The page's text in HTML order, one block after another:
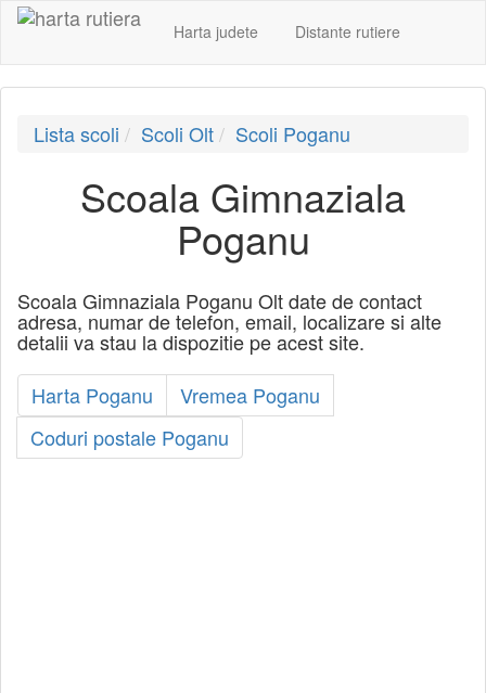
Harta judete Distante rutiere
Lista scoli Scoli Olt Scoli Poganu
Scoala Gimnaziala
Poganu
Scoala Gimnaziala Poganu Olt date de contact
adresa, numar de telefon, email, localizare si alte
detalii va stau la dispozitie pe acest site.
Harta Poganu
Vremea Poganu
Coduri postale Poganu